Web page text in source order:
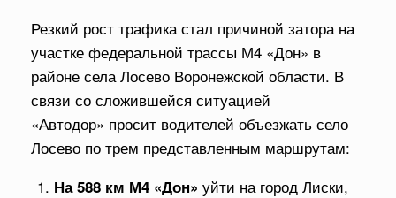
Резкий рост трафика стал причиной затора на
участке федеральной трассы М4 «Дон» в
районе села Лосево Воронежской области. В
связи со сложившейся ситуацией
«Автодор» просит водителей объезжать село
Лосево по трем представленным маршрутам:
На 588 км М4 «Дон» уйти на город Лиски,